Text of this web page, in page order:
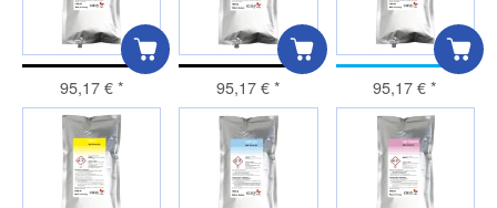
95,17 €* 95,17 €* 95,17 €*